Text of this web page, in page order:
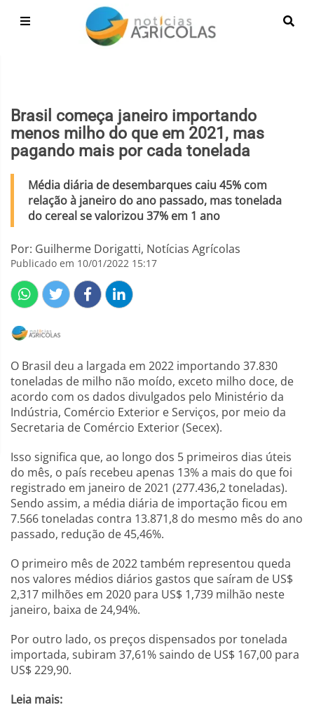
Brasil começa janeiro importando
menos milho do que em 2021, mas
pagando mais por cada tonelada
Média diária de desembarques caiu 45% com
relação à janeiro do ano passado, mas tonelada
do cereal se valorizou 37% em 1 ano
Por: Guilherme Dorigatti, Notícias Agrícolas
Publicado em 10/01/2022 15:17
O Brasil deu a largada em 2022 importando 37.830
toneladas de milho não moído, exceto milho doce, de
acordo com os dados divulgados pelo Ministério da
Indústria, Comércio Exterior e Serviços, por meio da
Secretaria de Comércio Exterior (Secex).
Isso significa que, ao longo dos 5 primeiros dias úteis
do mês, o país recebeu apenas 13% a mais do que foi
registrado em janeiro de 2021 (277.436,2 toneladas).
Sendo assim, a média diária de importação ficou em
7.566 toneladas contra 13.871,8 do mesmo mês do ano
passado, redução de 45,46%.
O primeiro mês de 2022 também representou queda
nos valores médios diários gastos que saíram de US$
2,317 milhões em 2020 para US$ 1,739 milhão neste
janeiro, baixa de 24,94%.
Por outro lado, os preços dispensados por tonelada
importada, subiram 37,61% saindo de US$ 167,00 para
US$ 229,90.
Leia mais: